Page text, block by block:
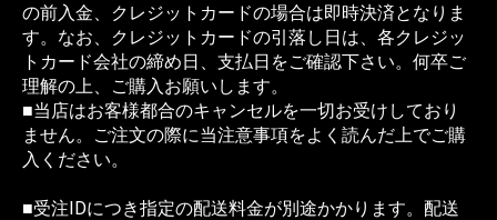
の前入金、クレジットカードの場合は即時決済となりま
す。なお、クレジットカードの引落し日は、各クレジッ
トカード会社の締め日、支払日をご確認下さい。何卒ご
理解の上、ご購入お願いします。
■当店はお客様都合のキャンセルを一切お受けしており
ません。ご注文の際に当注意事項をよく読んだ上でご購
入ください。
■受注IDにつき指定の配送料金が別途かかります。配送